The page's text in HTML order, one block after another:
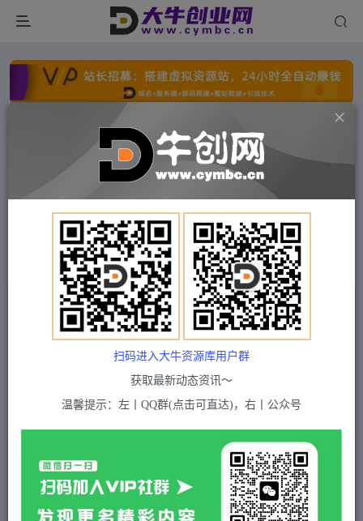
点击开通分站+ 每日收入300+
文字广告火爆招租 文字广告火爆招租
文字广告火爆招租
文字广告火爆招租 文字广告火爆招租
付费项目 冒泡网 正文
民赛电气内部出品：电子商务实战特训营，全方位
带你入门电商，308种方式玩转电商
5 积分
黄金会员 2 超级会员(永久VIP) 免费
付费资源
扫码进入大牛资源库用户群
获取最新动态资讯～
温馨提示：左丨QQ群(点击可直达)，右丨公众号